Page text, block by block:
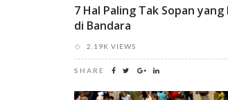
7 Hal Paling Tak Sopan
di Bandara
2.19K VIEWS
SHARE